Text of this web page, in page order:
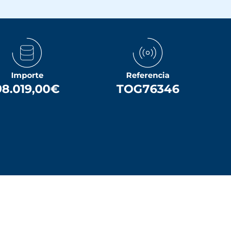
Importe Referencia
TOG76346